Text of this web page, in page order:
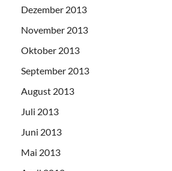
Dezember 2013
November 2013
Oktober 2013
September 2013
August 2013
Juli 2013
Juni 2013
Mai 2013